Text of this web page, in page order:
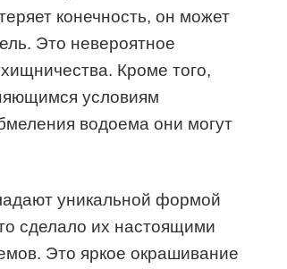
конечность, он может
Это невероятное
Кроме того,
условиям
водоема они могут
уникальной формой
сделало их настоящими
Это яркое окрашивание